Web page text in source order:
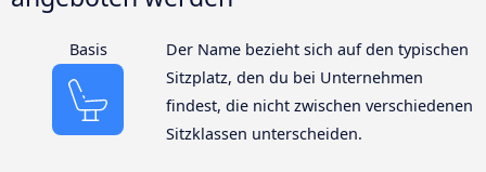
Basis
Der Name bezieht sich auf den typischen
Sitzplatz, den du bei Unternehmen
findest, die nicht zwischen verschiedenen
Sitzklassen unterscheiden.